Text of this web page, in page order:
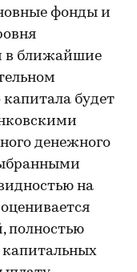
фонды и
в ближайшие
будет
денежного
на
полностью